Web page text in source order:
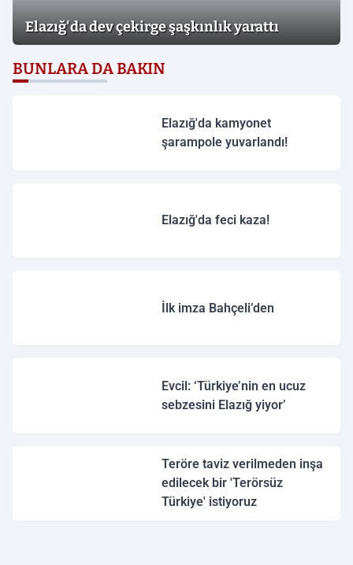
Elazığ'da dev çekirge şaşkınlık yarattı
BUNLARA DA BAKIN
Elazığ'da kamyonet
şarampole yuvarlandı!
Elazığ'da feci kaza!
İlk imza Bahçeli’den
Evcil: ‘Türkiye’nin en ucuz
sebzesini Elazığ yiyor’
Teröre taviz verilmeden inşa
edilecek bir 'Terörsüz
Türkiye' istiyoruz